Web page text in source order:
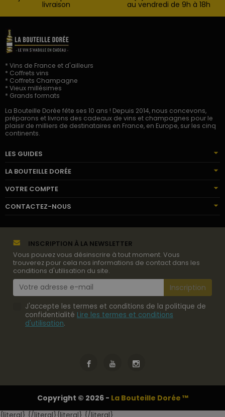
livraison au vendredi de 9h à 18h
* Vins de France et d'ailleurs
* Coffrets vins
* Coffrets Champagne
* Vieux millésimes
* Grands formats
La Bouteille Dorée fête ses 10 ans ! Depuis 2014, nous concevons,
préparons et livrons des cadeaux de vins et champagnes pour le
plaisir de milliers de destinataires en France, en Europe, sur les cinq
continents.
LES GUIDES
LA BOUTEILLE DORÉE
VOTRE COMPTE
CONTACTEZ-NOUS
INSCRIPTION À LA NEWSLETTER
Vous pouvez vous désinscrire à tout moment. Vous
trouverez pour cela nos informations de contact dans les
conditions d'utilisation du site.
J'accepte les termes et conditions de la politique de
confidentialité Lire les termes et conditions
d'utilisation.
Copyright © 2026 - La Bouteille Dorée ™
{literal} {/literal} {literal} {/literal}